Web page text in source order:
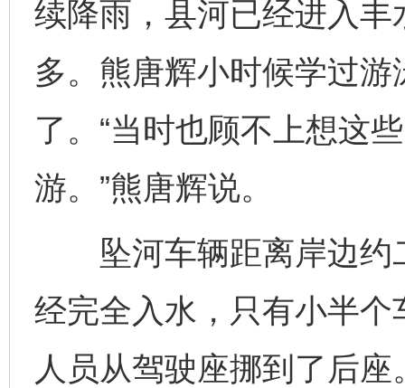
续降雨，县河已经进入
多。熊唐辉小时候学过
了。“当时也顾不上想这
游。”熊唐辉说。
坠河车辆距离岸边约
经完全入水，只有小半
人员从驾驶座挪到了后座